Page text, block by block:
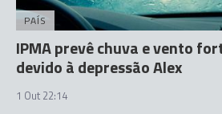
PAÍS
IPMA prevê chuva e vento
devido à depressão Alex
1 Out 22:14